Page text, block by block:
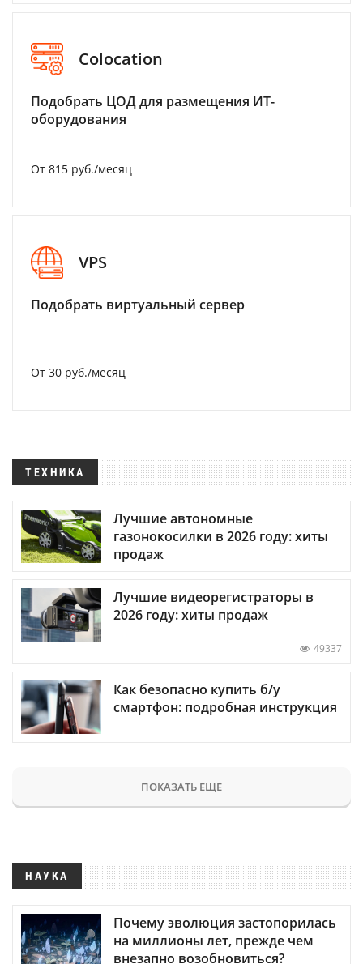
Colocation
Подобрать ЦОД для размещения ИТ-
оборудования
От 815 руб./месяц
VPS
Подобрать виртуальный сервер
От 30 руб./месяц
ТЕХНИКА
Лучшие автономные
газонокосилки в 2026 году: хиты
продаж
Лучшие видеорегистраторы в
2026 году: хиты продаж
49337
Как безопасно купить б/у
смартфон: подробная инструкция
ПОКАЗАТЬ ЕЩЕ
НАУКА
Почему эволюция застопорилась
на миллионы лет, прежде чем
внезапно возобновиться?